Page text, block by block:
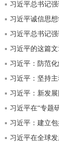
习近平总书记
习近平诚信思
习近平总书记
习近平的这篇
习近平：防范
习近平：坚持
习近平：新发
习近平在“专题
习近平：建立
习近平在全球